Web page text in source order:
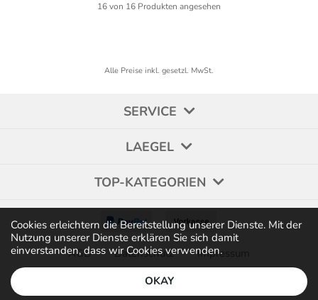
Cookies erleichtern die Bereitstellung unserer Dienste. Mit der
Nutzung unserer Dienste erklären Sie sich damit
einverstanden, dass wir Cookies verwenden.
OKAY
16von 16 Produkten angesehen
Alle Preise inkl. gesetzl. MwSt.
SERVICE
LAEGEL
TOP-KATEGORIEN
AGB Datenschutz Impressum